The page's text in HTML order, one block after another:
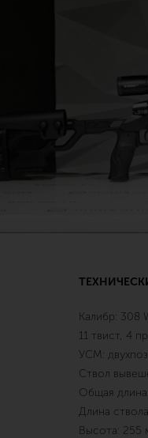
Калибр: 308
11 твист, 4
УСМ:
Ствол
Общая
Длина
Высота: 255